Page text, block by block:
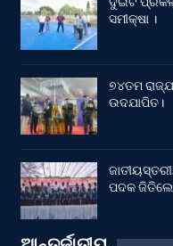
ସମୀକ୍ଷା ।
୭୪ତମ
ଉଦଯାପିତ।
ପଦକ